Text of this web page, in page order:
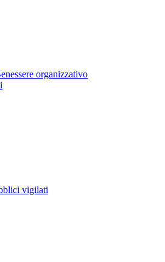
organizzativo
vigilati